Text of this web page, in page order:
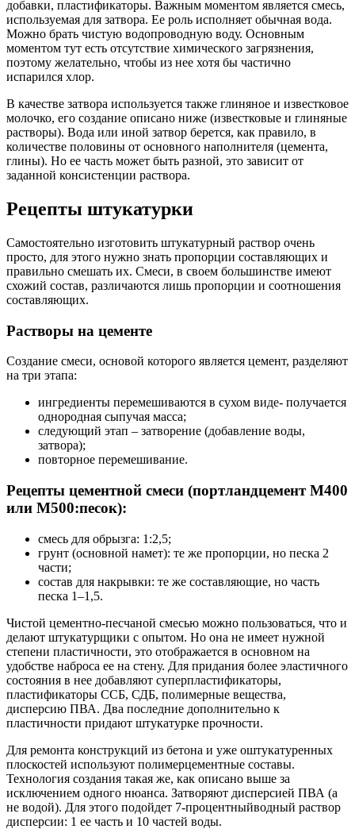
добавки, пластификаторы. Важным моментом является смесь,
используемая для затвора. Ее роль исполняет обычная вода.
Можно брать чистую водопроводную воду. Основным
моментом тут есть отсутствие химического загрязнения,
поэтому желательно, чтобы из нее хотя бы частично
испарился хлор.
В качестве затвора используется также глиняное и известковое
молочко, его создание описано ниже (известковые и глиняные
растворы). Вода или иной затвор берется, как правило, в
количестве половины от основного наполнителя (цемента,
глины). Но ее часть может быть разной, это зависит от
заданной консистенции раствора.
Рецепты штукатурки
Самостоятельно изготовить штукатурный раствор очень
просто, для этого нужно знать пропорции составляющих и
правильно смешать их. Смеси, в своем большинстве имеют
схожий состав, различаются лишь пропорции и соотношения
составляющих.
Растворы на цементе
Создание смеси, основой которого является цемент, разделяют
на три этапа:
ингредиенты перемешиваются в сухом виде- получается
однородная сыпучая масса;
следующий этап – затворение (добавление воды,
затвора);
повторное перемешивание.
Рецепты цементной смеси (портландцемент М400
или М500:песок):
смесь для обрызга: 1:2,5;
грунт (основной намет): те же пропорции, но песка 2
части;
состав для накрывки: те же составляющие, но часть
песка 1–1,5.
Чистой цементно-песчаной смесью можно пользоваться, что и
делают штукатурщики с опытом. Но она не имеет нужной
степени пластичности, это отображается в основном на
удобстве наброса ее на стену. Для придания более эластичного
состояния в нее добавляют суперпластификаторы,
пластификаторы ССБ, СДБ, полимерные вещества,
дисперсию ПВА. Два последние дополнительно к
пластичности придают штукатурке прочности.
Для ремонта конструкций из бетона и уже оштукатуренных
плоскостей используют полимерцементные составы.
Технология создания такая же, как описано выше за
исключением одного нюанса. Затворяют дисперсией ПВА (а
не водой). Для этого подойдет 7-процентныйводный раствор
дисперсии: 1 ее часть и 10 частей воды.